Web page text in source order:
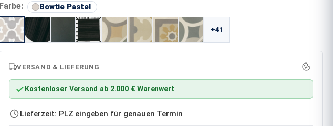
Farbe: Bowtie Pastel auswählen
+41
VERSAND & LIEFERUNG
Kostenloser Versand ab 2.000 € Warenwert
Lieferzeit: PLZ eingeben für genauen Termin